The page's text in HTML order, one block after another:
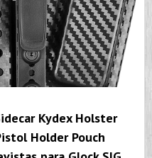
Kydex Holster
Holder Pouch